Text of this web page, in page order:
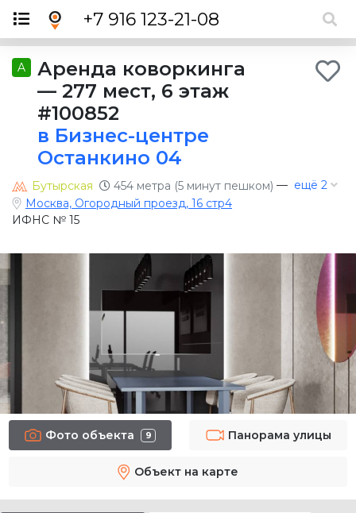
+7 916 123-21-08
A
Аренда коворкинга
— 277 мест, 6 этаж
#100852
в Бизнес-центре
Останкино 04
Бутырская 454 метра (5 минут пешком) — ещё 2
Москва, Огородный проезд, 16 стр4
ИФНС № 15
Фото объекта 9 Панорама улицы
Объект на карте